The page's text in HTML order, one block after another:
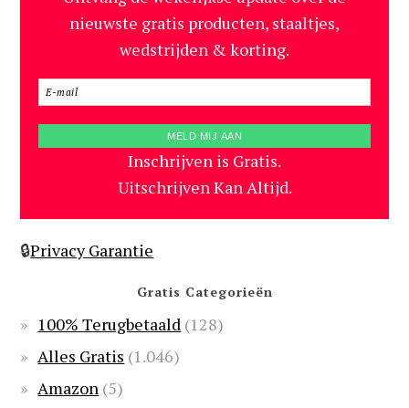
nieuwste gratis producten, staaltjes,
wedstrijden & korting.
Inschrijven is Gratis.
Uitschrijven Kan Altijd.
🔒Privacy Garantie
Gratis Categorieën
100% Terugbetaald (128)
Alles Gratis (1.046)
Amazon (5)